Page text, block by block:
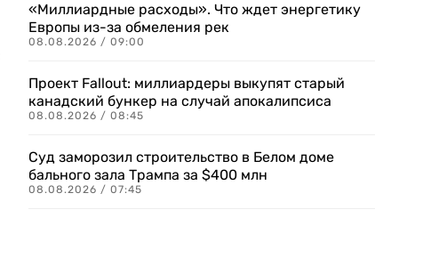
«Миллиардные расходы». Что ждет энергетику
Европы из-за обмеления рек
08.08.2026 / 09:00
Проект Fallout: миллиардеры выкупят старый
канадский бункер на случай апокалипсиса
08.08.2026 / 08:45
Суд заморозил строительство в Белом доме
бального зала Трампа за $400 млн
08.08.2026 / 07:45